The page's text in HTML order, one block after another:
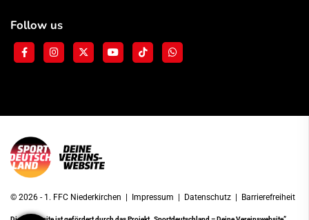
Follow us
© 2026 - 1. FFC Niederkirchen | Impressum | Datenschutz | Barrierefreiheit